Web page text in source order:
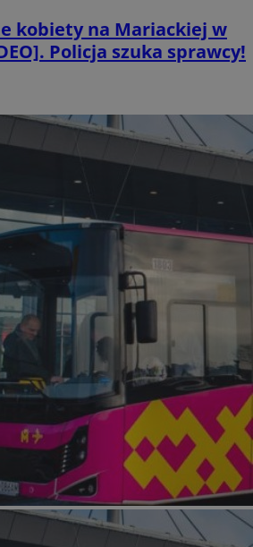
kobiety na Mariackiej w
Policja szuka sprawcy!